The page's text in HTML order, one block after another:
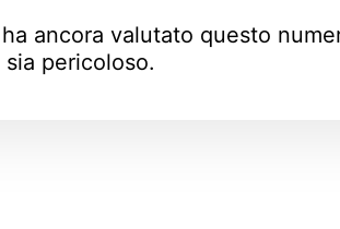
ancora valutato questo
pericoloso.